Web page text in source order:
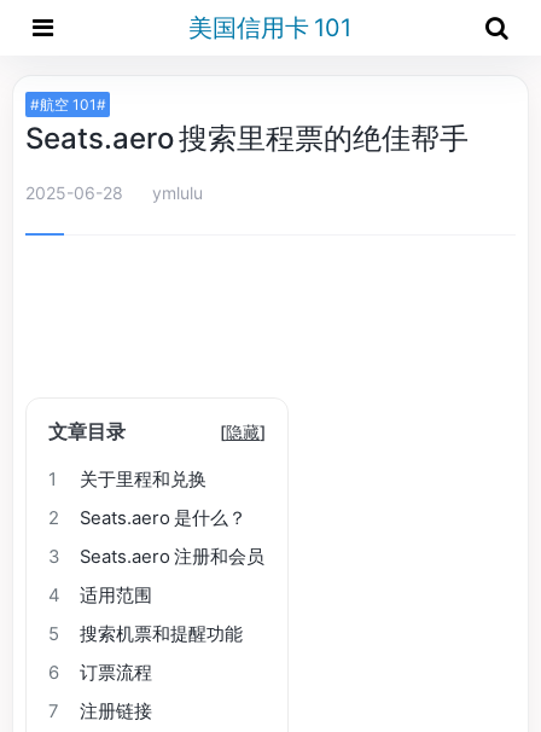
美国信用卡 101
#航空 101#
Seats.aero 搜索里程票的绝佳帮手
2025-06-28 ymlulu
文章目录 [隐藏]
1
关于里程和兑换
2
Seats.aero 是什么？
3
Seats.aero 注册和会员
4
适用范围
5
搜索机票和提醒功能
6
订票流程
7
注册链接